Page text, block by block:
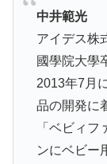
中井範光
アイデス株
國學院大學
2013年7月
品の開発に
「ベビィ
ンにベビー